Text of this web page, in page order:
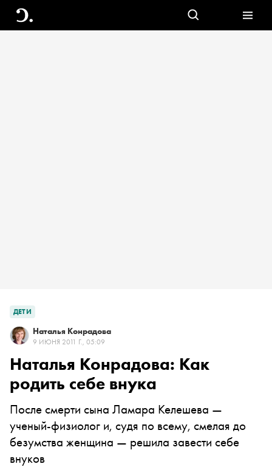
ДЕТИ
Наталья Конрадова
9 ИЮНЯ 2011 Г., 05:09
Наталья Конрадова: Как
родить себе внука
После смерти сына Ламара Келешева —
ученый-физиолог и, судя по всему, смелая до
безумства женщина — решила завести себе
внуков